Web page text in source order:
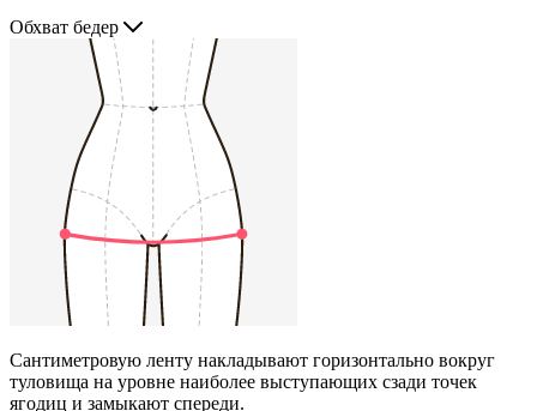
Обхват бедер
Сантиметровую ленту накладывают горизонтально вокруг
туловища на уровне наиболее выступающих сзади точек
ягодиц и замыкают спереди.